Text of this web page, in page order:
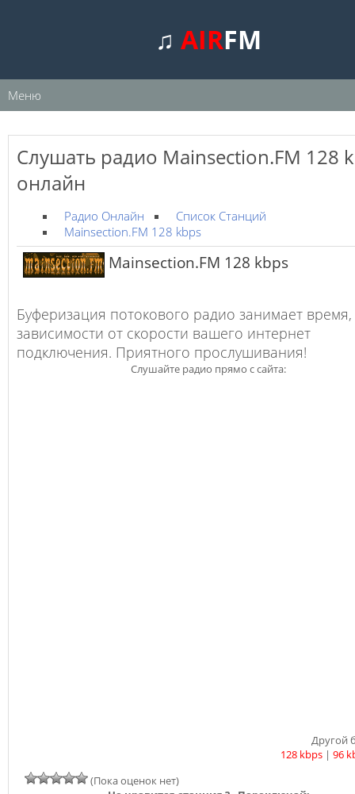
♫AIRFM
Меню
Слушать радио Mainsection.FM 128
онлайн
Радио Онлайн
Список Станций
Mainsection.FM 128 kbps
Mainsection.FM 128 kbps
Буферизация потокового радио занимает время,
зависимости от скорости вашего интернет
подключения. Приятного прослушивания!
Слушайте радио прямо с сайта:
Другой
128 kbps | 96
(Пока оценок нет)